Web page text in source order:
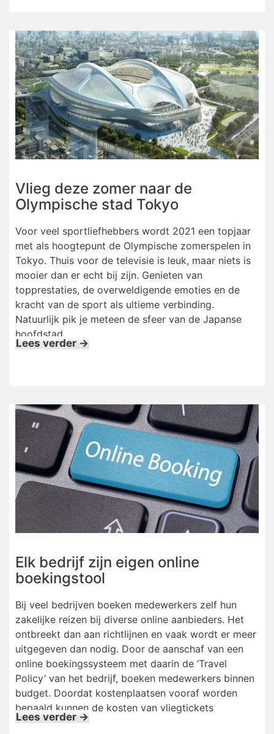
Vlieg deze zomer naar de
Olympische stad Tokyo
Voor veel sportliefhebbers wordt 2021 een topjaar
met als hoogtepunt de Olympische zomerspelen in
Tokyo. Thuis voor de televisie is leuk, maar niets is
mooier dan er echt bij zijn. Genieten van
topprestaties, de overweldigende emoties en de
kracht van de sport als ultieme verbinding.
Natuurlijk pik je meteen de sfeer van de Japanse
hoofdstad
Lees verder →
Elk bedrijf zijn eigen online
boekingstool
Bij veel bedrijven boeken medewerkers zelf hun
zakelijke reizen bij diverse online aanbieders. Het
ontbreekt dan aan richtlijnen en vaak wordt er meer
uitgegeven dan nodig. Door de aanschaf van een
online boekingssysteem met daarin de ‘Travel
Policy’ van het bedrijf, boeken medewerkers binnen
budget. Doordat kostenplaatsen vooraf worden
bepaald kunnen de kosten van vliegtickets
Lees verder →